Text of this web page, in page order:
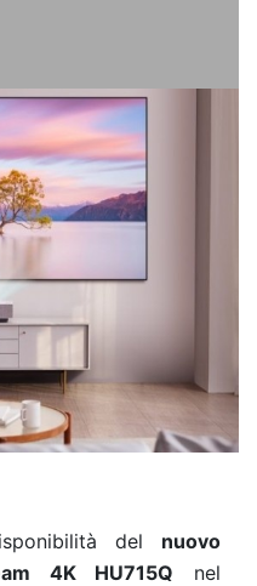
del nuovo
4K HU715Q nel